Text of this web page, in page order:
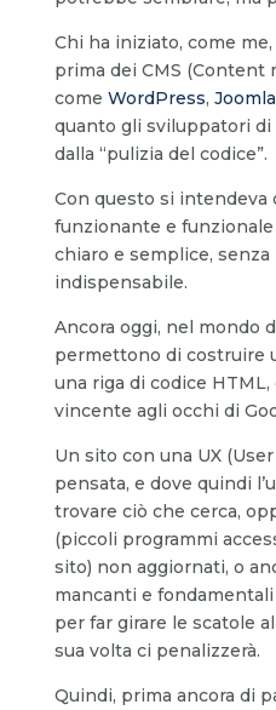
Chi ha iniziato, come
prima dei CMS (Content
come WordPress, Joomla
quanto gli sviluppatori
dalla “pulizia del codice”.
Con questo si intendeva
funzionante e
chiaro e semplice,
indispensabile.
Ancora oggi, nel mondo
permettono di costruire
una riga di codice
vincente agli occhi di
Un sito con una UX
pensata, e dove quindi
trovare ciò che cerca,
(piccoli programmi
sito) non aggiornati, o
mancanti e
per far girare le scatole
sua volta ci penalizzerà.
Quindi, prima ancora di